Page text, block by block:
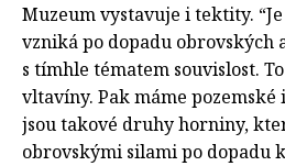
Muzeum vystavuje i tektity.
vzniká po dopadu obrovských
s tímhle tématem souvislost.
vltavíny. Pak máme
jsou takové druhy horniny,
obrovskými silami po dopadu